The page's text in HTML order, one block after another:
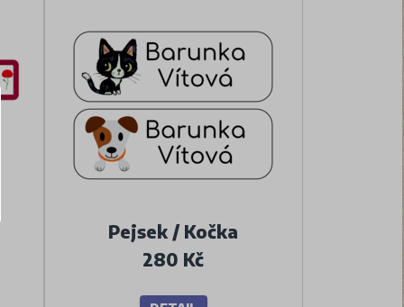
Pejsek / Kočka
280 Kč